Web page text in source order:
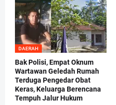
DAERAH
Bak Polisi, Empat Oknum
Wartawan Geledah Rumah
Terduga Pengedar Obat
Keras, Keluarga Berencana
Tempuh Jalur Hukum